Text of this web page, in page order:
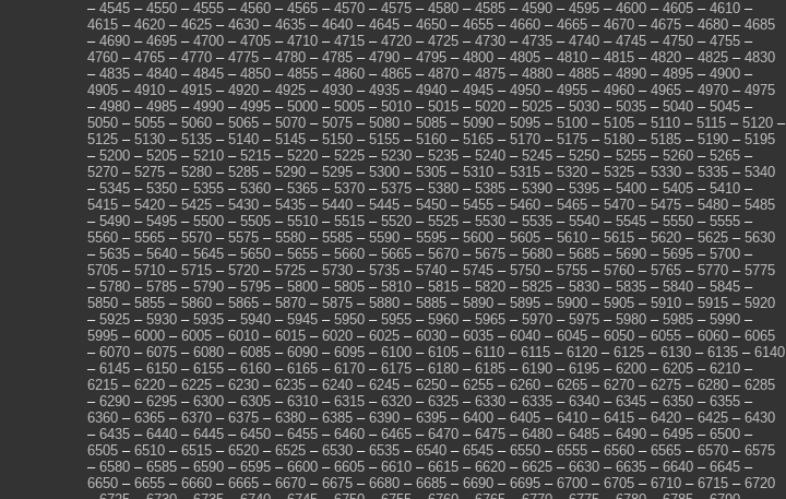
– 4545 – 4550 – 4555 – 4560 – 4565 – 4570 – 4575 – 4580 – 4585 – 4590 – 4595 – 4600 – 4605 – 4610 –
4615 – 4620 – 4625 – 4630 – 4635 – 4640 – 4645 – 4650 – 4655 – 4660 – 4665 – 4670 – 4675 – 4680 – 4685
– 4690 – 4695 – 4700 – 4705 – 4710 – 4715 – 4720 – 4725 – 4730 – 4735 – 4740 – 4745 – 4750 – 4755 –
4760 – 4765 – 4770 – 4775 – 4780 – 4785 – 4790 – 4795 – 4800 – 4805 – 4810 – 4815 – 4820 – 4825 – 4830
– 4835 – 4840 – 4845 – 4850 – 4855 – 4860 – 4865 – 4870 – 4875 – 4880 – 4885 – 4890 – 4895 – 4900 –
4905 – 4910 – 4915 – 4920 – 4925 – 4930 – 4935 – 4940 – 4945 – 4950 – 4955 – 4960 – 4965 – 4970 – 4975
– 4980 – 4985 – 4990 – 4995 – 5000 – 5005 – 5010 – 5015 – 5020 – 5025 – 5030 – 5035 – 5040 – 5045 –
5050 – 5055 – 5060 – 5065 – 5070 – 5075 – 5080 – 5085 – 5090 – 5095 – 5100 – 5105 – 5110 – 5115 – 5120 –
5125 – 5130 – 5135 – 5140 – 5145 – 5150 – 5155 – 5160 – 5165 – 5170 – 5175 – 5180 – 5185 – 5190 – 5195
– 5200 – 5205 – 5210 – 5215 – 5220 – 5225 – 5230 – 5235 – 5240 – 5245 – 5250 – 5255 – 5260 – 5265 –
5270 – 5275 – 5280 – 5285 – 5290 – 5295 – 5300 – 5305 – 5310 – 5315 – 5320 – 5325 – 5330 – 5335 – 5340
– 5345 – 5350 – 5355 – 5360 – 5365 – 5370 – 5375 – 5380 – 5385 – 5390 – 5395 – 5400 – 5405 – 5410 –
5415 – 5420 – 5425 – 5430 – 5435 – 5440 – 5445 – 5450 – 5455 – 5460 – 5465 – 5470 – 5475 – 5480 – 5485
– 5490 – 5495 – 5500 – 5505 – 5510 – 5515 – 5520 – 5525 – 5530 – 5535 – 5540 – 5545 – 5550 – 5555 –
5560 – 5565 – 5570 – 5575 – 5580 – 5585 – 5590 – 5595 – 5600 – 5605 – 5610 – 5615 – 5620 – 5625 – 5630
– 5635 – 5640 – 5645 – 5650 – 5655 – 5660 – 5665 – 5670 – 5675 – 5680 – 5685 – 5690 – 5695 – 5700 –
5705 – 5710 – 5715 – 5720 – 5725 – 5730 – 5735 – 5740 – 5745 – 5750 – 5755 – 5760 – 5765 – 5770 – 5775
– 5780 – 5785 – 5790 – 5795 – 5800 – 5805 – 5810 – 5815 – 5820 – 5825 – 5830 – 5835 – 5840 – 5845 –
5850 – 5855 – 5860 – 5865 – 5870 – 5875 – 5880 – 5885 – 5890 – 5895 – 5900 – 5905 – 5910 – 5915 – 5920
– 5925 – 5930 – 5935 – 5940 – 5945 – 5950 – 5955 – 5960 – 5965 – 5970 – 5975 – 5980 – 5985 – 5990 –
5995 – 6000 – 6005 – 6010 – 6015 – 6020 – 6025 – 6030 – 6035 – 6040 – 6045 – 6050 – 6055 – 6060 – 6065
– 6070 – 6075 – 6080 – 6085 – 6090 – 6095 – 6100 – 6105 – 6110 – 6115 – 6120 – 6125 – 6130 – 6135 – 6140
– 6145 – 6150 – 6155 – 6160 – 6165 – 6170 – 6175 – 6180 – 6185 – 6190 – 6195 – 6200 – 6205 – 6210 –
6215 – 6220 – 6225 – 6230 – 6235 – 6240 – 6245 – 6250 – 6255 – 6260 – 6265 – 6270 – 6275 – 6280 – 6285
– 6290 – 6295 – 6300 – 6305 – 6310 – 6315 – 6320 – 6325 – 6330 – 6335 – 6340 – 6345 – 6350 – 6355 –
6360 – 6365 – 6370 – 6375 – 6380 – 6385 – 6390 – 6395 – 6400 – 6405 – 6410 – 6415 – 6420 – 6425 – 6430
– 6435 – 6440 – 6445 – 6450 – 6455 – 6460 – 6465 – 6470 – 6475 – 6480 – 6485 – 6490 – 6495 – 6500 –
6505 – 6510 – 6515 – 6520 – 6525 – 6530 – 6535 – 6540 – 6545 – 6550 – 6555 – 6560 – 6565 – 6570 – 6575
– 6580 – 6585 – 6590 – 6595 – 6600 – 6605 – 6610 – 6615 – 6620 – 6625 – 6630 – 6635 – 6640 – 6645 –
6650 – 6655 – 6660 – 6665 – 6670 – 6675 – 6680 – 6685 – 6690 – 6695 – 6700 – 6705 – 6710 – 6715 – 6720